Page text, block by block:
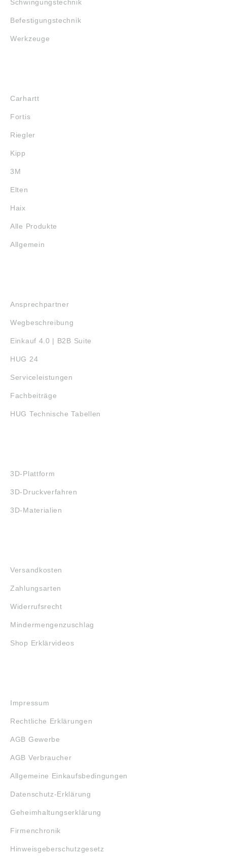
Schwingungstechnik
Befestigungstechnik
Werkzeuge
Carhartt
Fortis
Riegler
Kipp
3M
Elten
Haix
Alle Produkte
Allgemein
Ansprechpartner
Wegbeschreibung
Einkauf 4.0 | B2B Suite
HUG 24
Serviceleistungen
Fachbeiträge
HUG Technische Tabellen
3D-Plattform
3D-Druckverfahren
3D-Materialien
Versandkosten
Zahlungsarten
Widerrufsrecht
Mindermengenzuschlag
Shop Erklärvideos
Impressum
Rechtliche Erklärungen
AGB Gewerbe
AGB Verbraucher
Allgemeine Einkaufsbedingungen
Datenschutz-Erklärung
Geheimhaltungserklärung
Firmenchronik
Hinweisgeberschutzgesetz